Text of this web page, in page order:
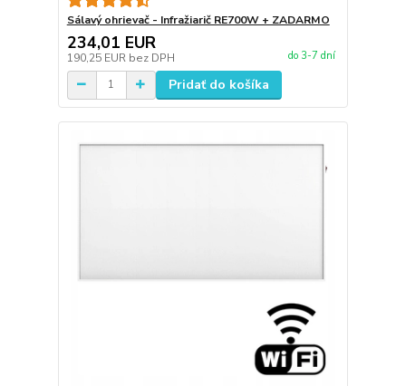
Sálavý ohrievač - Infražiarič RE700W + ZADARMO
234,01 EUR
190,25 EUR bez DPH do 3-7 dní
Pridať do košíka